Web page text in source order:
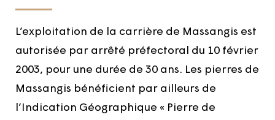
L’exploitation de la carrière de Massangis est
autorisée par arrêté préfectoral du 10 février
2003, pour une durée de 30 ans. Les pierres de
Massangis bénéficient par ailleurs de
l’Indication Géographique « Pierre de